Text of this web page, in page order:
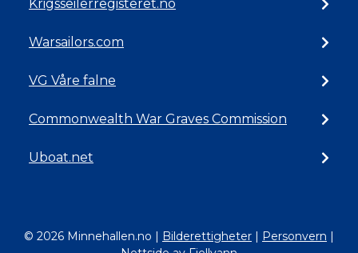
Krigsseilerregisteret.no
Warsailors.com
VG Våre falne
Commonwealth War Graves Commission
Uboat.net
© 2026 Minnehallen.no | Bilderettigheter | Personvern |